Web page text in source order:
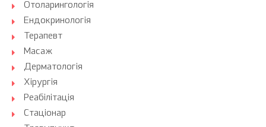
Отоларингологія
Ендокринологія
Терапевт
Масаж
Дерматологія
Хірургія
Реабілітація
Стаціонар